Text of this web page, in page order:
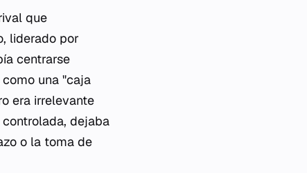
que
liderado por
centrarse
una "caja
era irrelevante
dejaba
o la toma de